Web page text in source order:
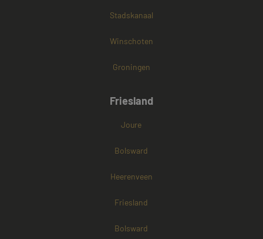
Stadskanaal
Winschoten
Groningen
Friesland
Joure
Bolsward
Heerenveen
Friesland
Bolsward